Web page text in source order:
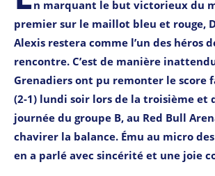
n marquant le but victorieux du
premier sur le maillot bleu et rouge,
Alexis restera comme l’un des héros
rencontre. C’est de manière
Grenadiers ont pu remonter le score
(2-1) lundi soir lors de la troisième et
journée du groupe B, au Red Bull
chavirer la balance. Ému au micro
en a parlé avec sincérité et une joie